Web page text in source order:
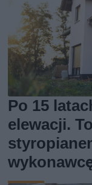
Po 15
elewacji.